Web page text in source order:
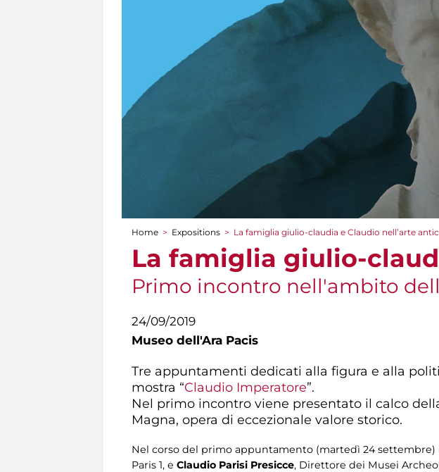
You are here
Home > Expositions > La famiglia giulio-claudia e Claudio nell’arte
La famiglia giulio-
Primo incontro nell'ambito
24/09/2019
Museo dell'Ara Pacis
Tre appuntamenti dedicati alla figura e alla
mostra “Claudio Imperatore”.
Nel primo incontro viene presentato il calco
Magna, opera di eccezionale valore storico.
Nel corso del primo appuntamento (martedì 24 settembre)
Paris 1, e Claudio Parisi Presicce, Direttore dei Musei